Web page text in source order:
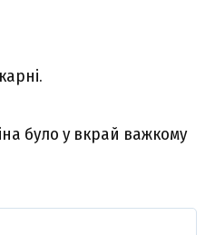
було у вкрай важкому